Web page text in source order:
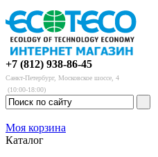
+7 (812) 938-86-45
Санкт-Петербург, Московское шоссе, 4
(10:00-18:00)
Моя корзина
Каталог